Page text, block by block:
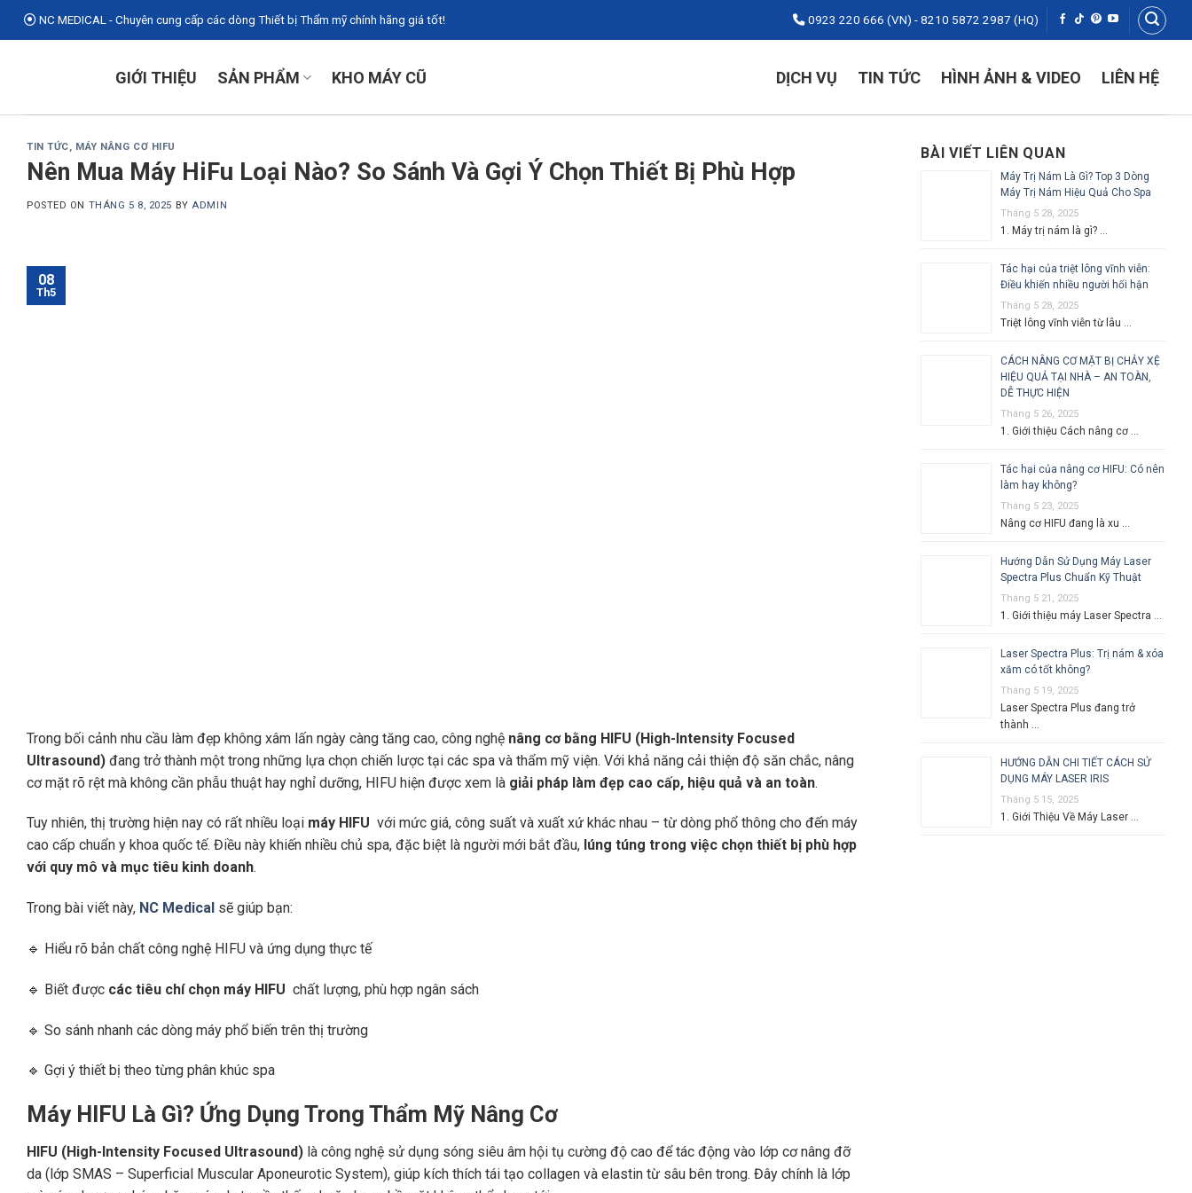
Skip
NC MEDICAL - Chuyên cung cấp các dòng Thiết bị Thẩm mỹ chính hãng giá tốt! 0923 220 666 (VN) - 8210 5872 2987 (HQ)
GIỚI THIỆU SẢN PHẨM KHO MÁY CŨ DỊCH VỤ TIN TỨC HÌNH ẢNH & VIDEO LIÊN HỆ
TIN TỨC, MÁY NÂNG CƠ HIFU
Nên Mua Máy HiFu Loại Nào? So Sánh Và Gợi Ý Chọn Thiết Bị Phù Hợp
POSTED ON THÁNG 5 8, 2025 BYADMIN
08
Th5
Trong bối cảnh nhu cầu làm đẹp không xâm lấn ngày càng tăng cao, công nghệ nâng cơ bằng HIFU (High-Intensity Focused
Ultrasound) đang trở thành một trong những lựa chọn chiến lược tại các spa và thẩm mỹ viện. Với khả năng cải thiện độ săn chắc, nâng
cơ mặt rõ rệt mà không cần phẫu thuật hay nghỉ dưỡng, HIFU hiện được xem là giải pháp làm đẹp cao cấp, hiệu quả và an toàn.
Tuy nhiên, thị trường hiện nay có rất nhiều loại máy HIFU với mức giá, công suất và xuất xứ khác nhau – từ dòng phổ thông cho đến máy
cao cấp chuẩn y khoa quốc tế. Điều này khiến nhiều chủ spa, đặc biệt là người mới bắt đầu, lúng túng trong việc chọn thiết bị phù hợp
với quy mô và mục tiêu kinh doanh.
Trong bài viết này, NC Medical sẽ giúp bạn:
🔹 Hiểu rõ bản chất công nghệ HIFU và ứng dụng thực tế
🔹 Biết được các tiêu chí chọn máy HIFU chất lượng, phù hợp ngân sách
🔹 So sánh nhanh các dòng máy phổ biến trên thị trường
🔹 Gợi ý thiết bị theo từng phân khúc spa
Máy HIFU Là Gì? Ứng Dụng Trong Thẩm Mỹ Nâng Cơ
HIFU (High-Intensity Focused Ultrasound) là công nghệ sử dụng sóng siêu âm hội tụ cường độ cao để tác động vào lớp cơ nâng đỡ
da (lớp SMAS – Superficial Muscular Aponeurotic System), giúp kích thích tái tạo collagen và elastin từ sâu bên trong. Đây chính là lớp
BÀI VIẾT LIÊN QUAN
Máy Trị Nám Là Gì? Top 3 Dòng
Máy Trị Nám Hiệu Quả Cho Spa
Tháng 5 28, 2025
1. Máy trị nám là gì? …
Tác hại của triệt lông vĩnh viễn:
Điều khiến nhiều người hối hận
Tháng 5 28, 2025
Triệt lông vĩnh viễn từ lâu …
CÁCH NÂNG CƠ MẶT BỊ CHẢY XỆ
HIỆU QUẢ TẠI NHÀ – AN TOÀN,
DỄ THỰC HIỆN
Tháng 5 26, 2025
1. Giới thiệu Cách nâng cơ …
Tác hại của nâng cơ HIFU: Có nên
làm hay không?
Tháng 5 23, 2025
Nâng cơ HIFU đang là xu …
Hướng Dẫn Sử Dụng Máy Laser
Spectra Plus Chuẩn Kỹ Thuật
Tháng 5 21, 2025
1. Giới thiệu máy Laser Spectra …
Laser Spectra Plus: Trị nám & xóa
xăm có tốt không?
Tháng 5 19, 2025
Laser Spectra Plus đang trở
thành …
HƯỚNG DẪN CHI TIẾT CÁCH SỬ
DỤNG MÁY LASER IRIS
Tháng 5 15, 2025
1. Giới Thiệu Về Máy Laser …